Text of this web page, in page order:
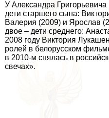
У Александра
дети старшего сына:
Валерия (2009) и Ярослав
двое – дети среднего:
2008 году Виктория
ролей в белорусском
в 2010-м снялась в
свечах».